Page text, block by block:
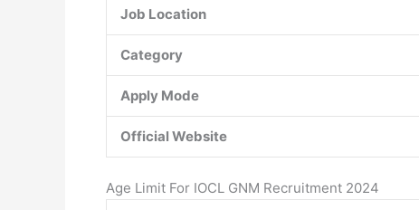
Job Location
Category
Apply Mode
Official Website
Age Limit For IOCL GNM Recruitment 2024